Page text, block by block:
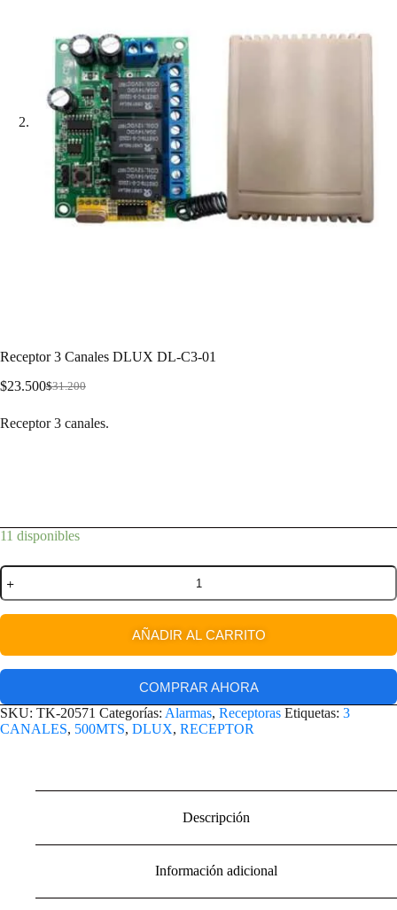
Receptor 3 Canales DLUX DL-C3-01
$31.200
$23.500
Receptor 3 canales.
11 disponibles
AÑADIR AL CARRITO
COMPRAR AHORA
SKU: TK-20571 Categorías: Alarmas, Receptoras Etiquetas: 3
CANALES, 500MTS, DLUX, RECEPTOR
Descripción
Información adicional